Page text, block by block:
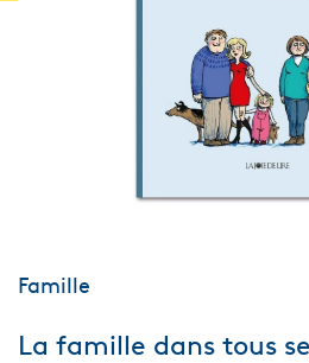
Famille
La famille dans tous